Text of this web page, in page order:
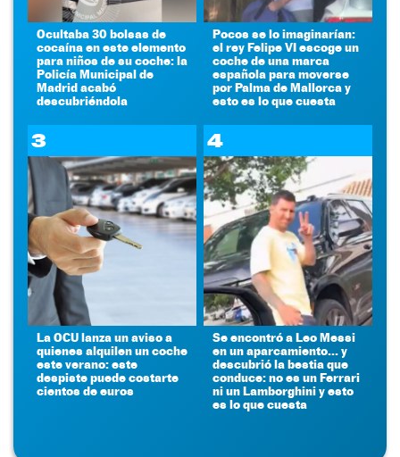
Ocultaba 30 bolsas de
cocaína en este elemento
para niños de su coche: la
Policía Municipal de
Madrid acabó
descubriéndola
Pocos se lo imaginarían:
el rey Felipe VI escoge un
coche de una marca
española para moverse
por Palma de Mallorca y
esto es lo que cuesta
3
La OCU lanza un aviso a
quienes alquilen un coche
este verano: este
despiste puede costarte
cientos de euros
4
Se encontró a Leo Messi
en un aparcamiento... y
descubrió la bestia que
conduce: no es un Ferrari
ni un Lamborghini y esto
es lo que cuesta